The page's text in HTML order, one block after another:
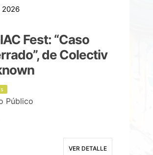
2026
Fest: “Caso
de Colectiv
Público
VER DETALLE